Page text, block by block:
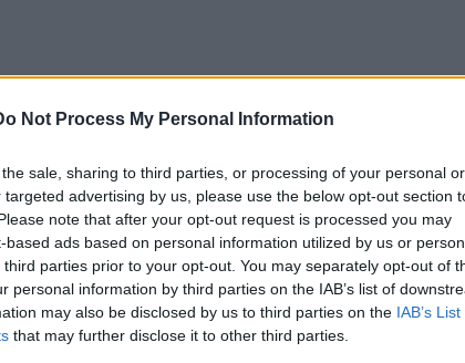
Not Process My Personal Information
sale, sharing to third parties, or processing of your personal or
advertising by us, please use the below opt-out section
note that after your opt-out request is processed you may
ads based on personal information utilized by us or
parties prior to your opt-out. You may separately opt-out of
personal information by third parties on the IAB’s list of
may also be disclosed by us to third parties on the IAB’s
that may further disclose it to other third parties.